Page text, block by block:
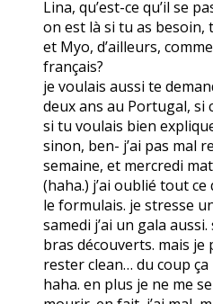
Lina, qu’est-ce qu’il se
on est là si tu as besoin,
et Myo, d’ailleurs,
français?
je voulais aussi te
deux ans au Portugal, si
si tu voulais bien
sinon, ben- j’ai pas mal
semaine, et mercredi
(haha.) j’ai oublié tout
le formulais. je stresse
samedi j’ai un gala
bras découverts. mais je
rester clean… du coup
haha. en plus je ne me